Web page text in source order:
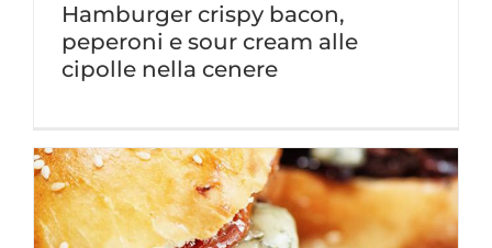
Hamburger crispy bacon,
peperoni e sour cream alle
cipolle nella cenere